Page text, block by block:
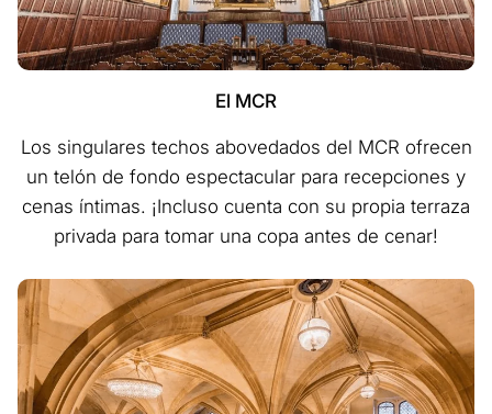
El MCR
Los singulares techos abovedados del MCR ofrecen
un telón de fondo espectacular para recepciones y
cenas íntimas. ¡Incluso cuenta con su propia terraza
privada para tomar una copa antes de cenar!